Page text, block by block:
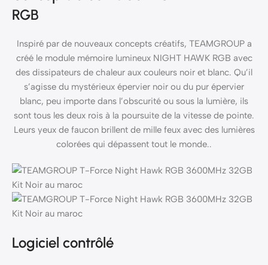
RGB
Inspiré par de nouveaux concepts créatifs, TEAMGROUP a
créé le module mémoire lumineux NIGHT HAWK RGB avec
des dissipateurs de chaleur aux couleurs noir et blanc. Qu’il
s’agisse du mystérieux épervier noir ou du pur épervier
blanc, peu importe dans l’obscurité ou sous la lumière, ils
sont tous les deux rois à la poursuite de la vitesse de pointe.
Leurs yeux de faucon brillent de mille feux avec des lumières
colorées qui dépassent tout le monde..
Logiciel contrôlé